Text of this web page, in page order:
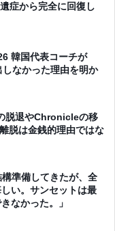
症から完全に回復し
韓国代表コーチが
なかった理由を明か
脱退やChronicleの移
脱は金銭的理由ではな
準備してきたが、全
い。サンセットは最
なかった。」